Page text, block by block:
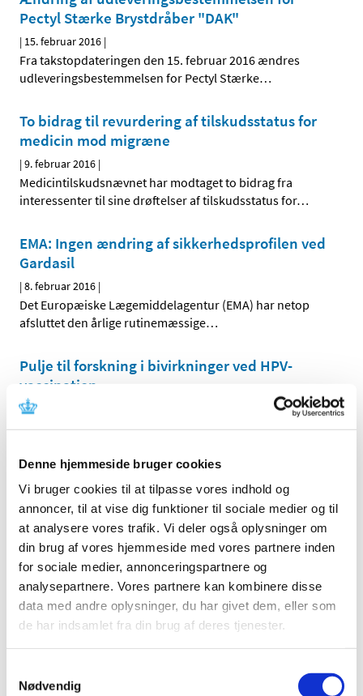
Denne hjemmeside bruger cookies
Vi bruger cookies til at tilpasse vores indhold og
annoncer, til at vise dig funktioner til sociale medier og til
at analysere vores trafik. Vi deler også oplysninger om
din brug af vores hjemmeside med vores partnere inden
for sociale medier, annonceringspartnere og
analysepartnere. Vores partnere kan kombinere disse
data med andre oplysninger, du har givet dem, eller som
de har indsamlet fra din brug af deres tjenester.
Nødvendig
Pectyl Stærke Brystdråber "DAK"
| 15. februar 2016 |
Fra takstopdateringen den 15. februar 2016 ændres
udleveringsbestemmelsen for Pectyl Stærke…
To bidrag til revurdering af tilskudsstatus for
medicin mod migræne
|9. februar 2016 |
Medicintilskudsnævnet har modtaget to bidrag fra
interessenter til sine drøftelser af tilskudsstatus for…
EMA: Ingen ændring af sikkerhedsprofilen ved
Gardasil
|8. februar 2016 |
Det Europæiske Lægemiddelagentur (EMA) har netop
afsluttet den årlige rutinemæssige…
Pulje til forskning i bivirkninger ved HPV-
vaccination
|4. februar 2016
Folketinget (satspuljepartierne) har afsat 7 mio. kr. til
Liste over biologiske lægemidler opdateret
|3. februar 2016|
Lægemiddelstyrelsen har tilføjet fem nye lægemidler til
listen over biologiske og biosimilære lægemidler.
Bevilling til Vejle Sct. Thomas Apotek
|2. februar 2016|
Lægemiddelstyrelsen har den 25. januar 2016 meddelt
Thomas Croft Buck bevilling til at drive Vejle Sct.…